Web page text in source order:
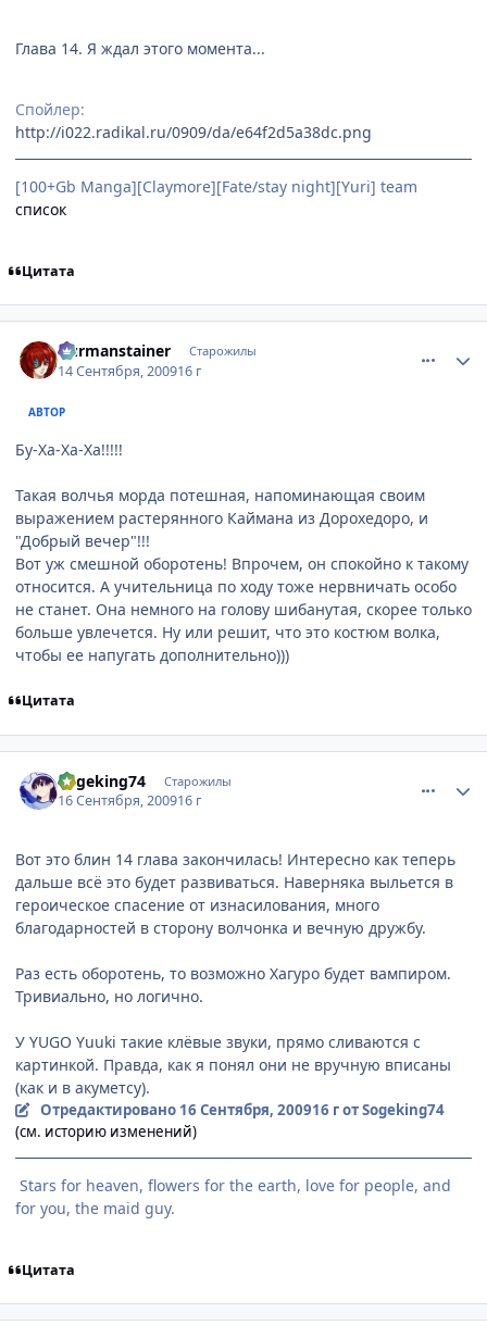
Глава 14. Я ждал этого момента...
Спойлер:
http://i022.radikal.ru/0909/da/e64f2d5a38dc.png
[100+Gb Manga][Claymore][Fate/stay night][Yuri] team
список
Цитата
Durmanstainer Старожилы
14 Сентября, 200916 г
АВТОР
Бу-Ха-Ха-Ха!!!!!
Такая волчья морда потешная, напоминающая своим
выражением растерянного Каймана из Дорохедоро, и
"Добрый вечер"!!!
Вот уж смешной оборотень! Впрочем, он спокойно к такому
относится. А учительница по ходу тоже нервничать особо
не станет. Она немного на голову шибанутая, скорее только
больше увлечется. Ну или решит, что это костюм волка,
чтобы ее напугать дополнительно)))
Цитата
Sogeking74 Старожилы
16 Сентября, 200916 г
Вот это блин 14 глава закончилась! Интересно как теперь
дальше всё это будет развиваться. Наверняка выльется в
героическое спасение от изнасилования, много
благодарностей в сторону волчонка и вечную дружбу.
Раз есть оборотень, то возможно Хагуро будет вампиром.
Тривиально, но логично.
У YUGO Yuuki такие клёвые звуки, прямо сливаются с
картинкой. Правда, как я понял они не вручную вписаны
(как и в акуметсу).
Отредактировано 16 Сентября, 200916 гот Sogeking74
(см. историю изменений)
Stars for heaven, flowers for the earth, love for people, and
for you, the maid guy.
Цитата